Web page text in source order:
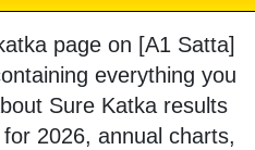
page on [A1 Satta]
everything you
Sure Katka results
2026, annual charts,